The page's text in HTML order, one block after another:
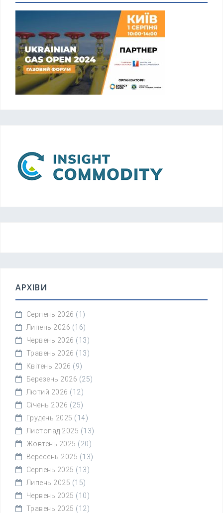
АРХІВИ
Серпень 2026 (1)
Липень 2026 (16)
Червень 2026 (13)
Травень 2026 (13)
Квітень 2026 (9)
Березень 2026 (25)
Лютий 2026 (12)
Січень 2026 (25)
Грудень 2025 (14)
Листопад 2025 (13)
Жовтень 2025 (20)
Вересень 2025 (13)
Серпень 2025 (13)
Липень 2025 (15)
Червень 2025 (10)
Травень 2025 (12)